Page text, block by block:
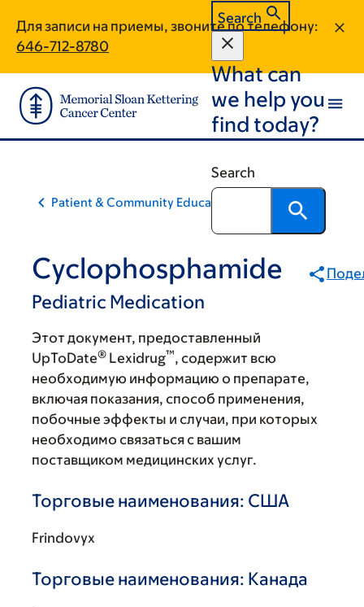
main
content
footer
Для записи на приемы, звоните по телефону:
646-712-8780
Search
What can
we help you
find today?
Search
Patient & Community Education
Cyclophosphamide
Pediatric Medication
Этот документ, предоставленный
UpToDate® Lexidrug™, содержит всю
необходимую информацию о препарате,
включая показания, способ применения,
побочные эффекты и случаи, при которых
необходимо связаться с вашим
поставщиком медицинских услуг.
Торговые наименования: США
Frindovyx
Торговые наименования: Канада